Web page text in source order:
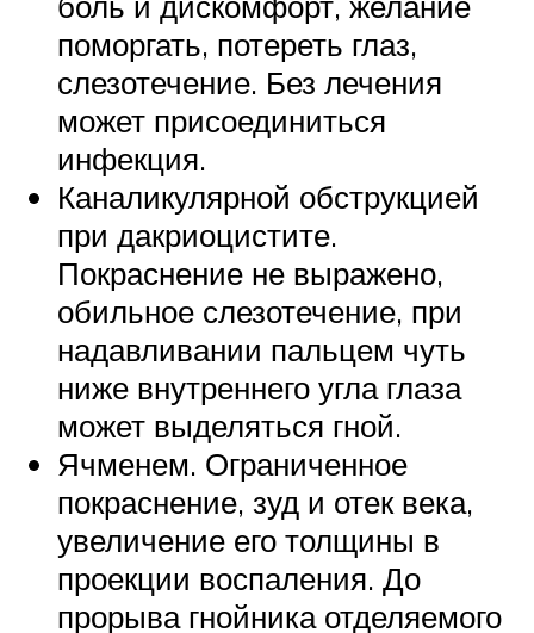
поморгать, потереть глаз,
слезотечение. Без лечения
может присоединиться
инфекция.
Каналикулярной обструкцией
при дакриоцистите.
Покраснение не выражено,
обильное слезотечение, при
надавливании пальцем чуть
ниже внутреннего угла глаза
может выделяться гной.
Ячменем. Ограниченное
покраснение, зуд и отек века,
увеличение его толщины в
проекции воспаления. До
прорыва гнойника отделяемого